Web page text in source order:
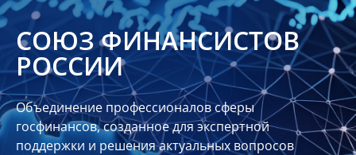
нас
О
СФР
Совет
Союза
Участники
СОЮЗ ФИНАНСИСТОВ
РОССИИ
Объединение профессионалов сферы
госфинансов, созданное для экспертной
поддержки и решения актуальных вопросов